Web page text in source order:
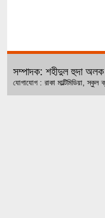
সম্পাদক: শহীদুল হুদা অলক
যোগাযোগ : রাকা